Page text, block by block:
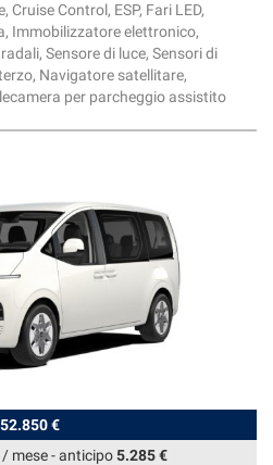
Control, ESP, Fari LED,
Immobilizzatore elettronico,
Sensore di luce, Sensori di
Navigatore satellitare,
per parcheggio assistito
52.850 €
mese-anticipo5.285 €